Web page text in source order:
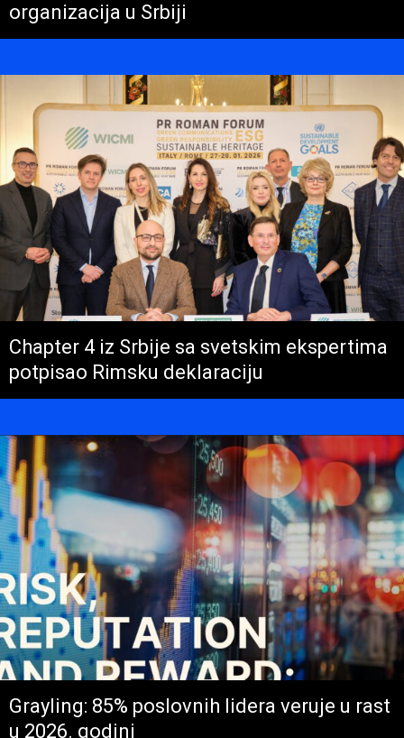
organizacija u Srbiji
Chapter 4 iz Srbije sa svetskim ekspertima
potpisao Rimsku deklaraciju
Grayling: 85% poslovnih lidera veruje u rast
u 2026. godini